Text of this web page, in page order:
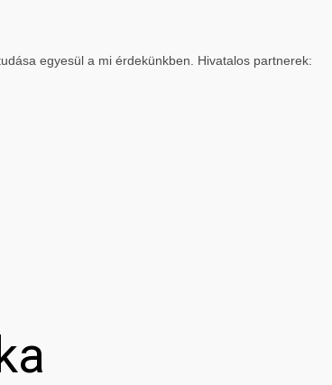
egyesül a mi érdekünkben. Hivatalos partnerek: